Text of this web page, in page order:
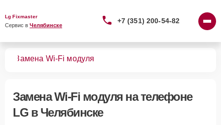
Lg Fixmaster
Сервис в Челябинске
+7 (351) 200-54-82
Замена Wi-Fi модуля
Замена Wi-Fi модуляна телефоне
LG в Челябинске